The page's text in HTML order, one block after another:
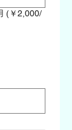
(￥2,000/